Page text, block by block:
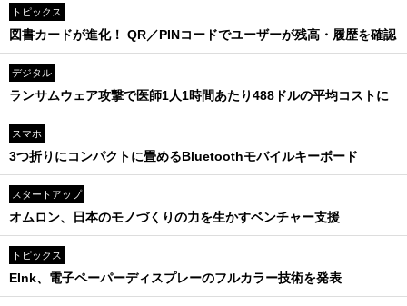
トピックス
図書カードが進化！ QR／PINコードでユーザーが残高・履歴を確認
デジタル
ランサムウェア攻撃で医師1人1時間あたり488ドルの平均コストに
スマホ
3つ折りにコンパクトに畳めるBluetoothモバイルキーボード
スタートアップ
オムロン、日本のモノづくりの力を生かすベンチャー支援
トピックス
EInk、電子ペーパーディスプレーのフルカラー技術を発表